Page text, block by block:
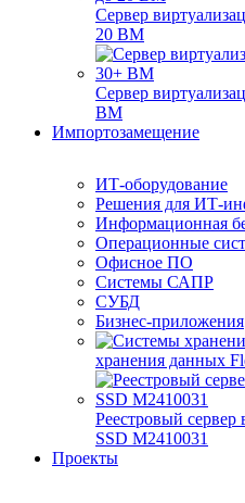
Сервер
20 ВМ
Сервер
ВМ
Импортозамещение
ИТ-оборудование
Решения для ИТ-
Информационная
Операционные
Офисное ПО
Системы САПР
СУБД
Бизнес-приложения
хранения данных
Реестровый
SSD М2410031
Проекты